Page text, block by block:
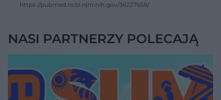
https://pubmed.ncbi.nlm.nih.gov/36227658/
NASI PARTNERZY POLECAJĄ